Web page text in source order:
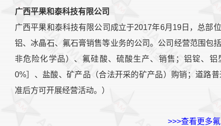
广西平果和泰科技有限公司
广西平果和泰科技有限公司成立于2017年6月19日，总部
铝、冰晶石、氟石膏销售等业务的公司。公司经营范围包
非危险化学品）、氟硅酸、硫酸生产、销售；铝锭、
0%］、盐酸、矿产品（合法开采的矿产品）购销；道路
准后方可开展经营活动。）
>>>查看更多